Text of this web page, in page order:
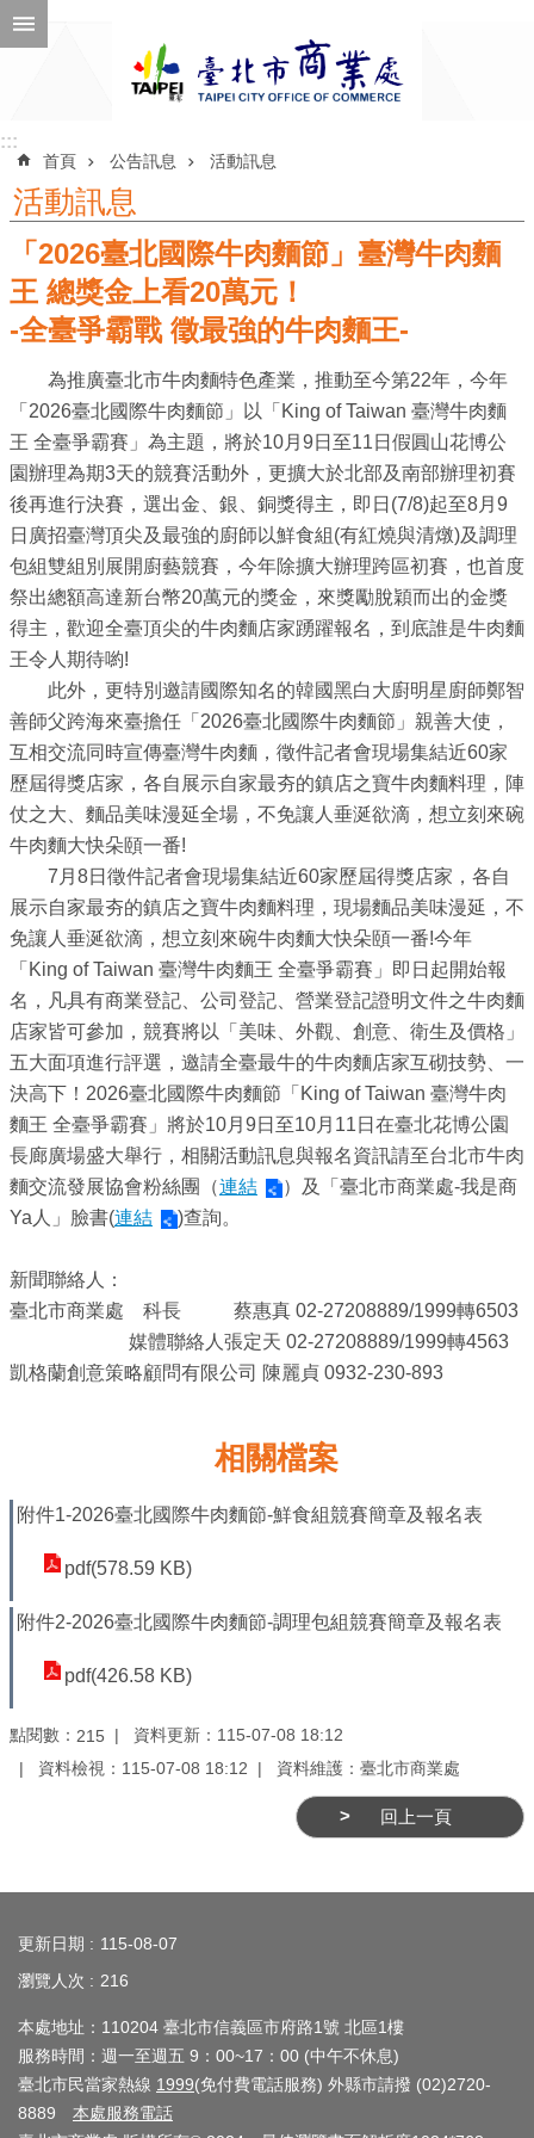
跳到主要內容區塊
公
告
訊
息
紹
業
務
資
訊
上
服
務
公
司
商
業
記
服
務
商
業
管
理
商
業
展
商
介
音
專
回
首
頁
::::::
首頁 公告訊息 活動訊息
活動訊息
「2026臺北國際牛肉麵節」臺灣牛肉麵
王 總獎金上看20萬元！
-全臺爭霸戰 徵最強的牛肉麵王-
為推廣臺北市牛肉麵特色產業，推動至今第22年，今年
「2026臺北國際牛肉麵節」以「King of Taiwan 臺灣牛肉麵
王 全臺爭霸賽」為主題，將於10月9日至11日假圓山花博公
園辦理為期3天的競賽活動外，更擴大於北部及南部辦理初賽
後再進行決賽，選出金、銀、銅獎得主，即日(7/8)起至8月9
日廣招臺灣頂尖及最強的廚師以鮮食組(有紅燒與清燉)及調理
包組雙組別展開廚藝競賽，今年除擴大辦理跨區初賽，也首度
祭出總額高達新台幣20萬元的獎金，來獎勵脫穎而出的金獎
得主，歡迎全臺頂尖的牛肉麵店家踴躍報名，到底誰是牛肉麵
王令人期待喲!
此外，更特別邀請國際知名的韓國黑白大廚明星廚師鄭智
善師父跨海來臺擔任「2026臺北國際牛肉麵節」親善大使，
互相交流同時宣傳臺灣牛肉麵，徵件記者會現場集結近60家
歷屆得獎店家，各自展示自家最夯的鎮店之寶牛肉麵料理，陣
仗之大、麵品美味漫延全場，不免讓人垂涎欲滴，想立刻來碗
牛肉麵大快朵頤一番!
7月8日徵件記者會現場集結近60家歷屆得獎店家，各自
展示自家最夯的鎮店之寶牛肉麵料理，現場麵品美味漫延，不
免讓人垂涎欲滴，想立刻來碗牛肉麵大快朵頤一番!今年
「King of Taiwan 臺灣牛肉麵王 全臺爭霸賽」即日起開始報
名，凡具有商業登記、公司登記、營業登記證明文件之牛肉麵
店家皆可參加，競賽將以「美味、外觀、創意、衛生及價格」
五大面項進行評選，邀請全臺最牛的牛肉麵店家互砌技勢、一
決高下！2026臺北國際牛肉麵節「King of Taiwan 臺灣牛肉
麵王 全臺爭霸賽」將於10月9日至10月11日在臺北花博公園
長廊廣場盛大舉行，相關活動訊息與報名資訊請至台北市牛肉
麵交流發展協會粉絲團（連結
）及「臺北市商業處-我是商
Ya人」臉書(連結 )查詢。
新聞聯絡人：
臺北市商業處 科長 蔡惠真 02-27208889/1999轉6503
媒體聯絡人張定天 02-27208889/1999轉4563
凱格蘭創意策略顧問有限公司 陳麗貞 0932-230-893
相關檔案
附件1-2026臺北國際牛肉麵節-鮮食組競賽簡章及報名表
pdf(578.59 KB)
附件2-2026臺北國際牛肉麵節-調理包組競賽簡章及報名表
pdf(426.58 KB)
點閱數： 215
資料更新：115-07-08 18:12
資料檢視：115-07-08 18:12
資料維護：臺北市商業處
回上一頁
更新日期
115-08-07
瀏覽人次
216
本處地址：110204 臺北市信義區市府路1號 北區1樓
服務時間：週一至週五 9：00~17：00 (中午不休息)
臺北市民當家熱線 1999(免付費電話服務) 外縣市請撥 (02)2720-
8889 本處服務電話